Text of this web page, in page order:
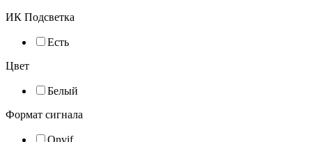
ИК Подсветка
Есть
Цвет
Белый
Формат сигнала
Onvif